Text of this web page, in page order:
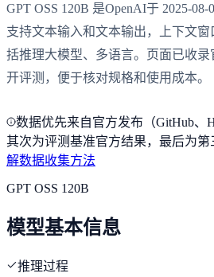
GPT OSS 120B 是OpenAI于 2025-08-
支持文本输入和文本输出，上下文
括推理大模型、多语言。页面已收
开评测，便于核对规格和使用成本。
数据优先来自官方发布（GitHub、
其次为评测基准官方结果，最后为第
解数据收集方法
GPT OSS 120B
模型基本信息
推理过程